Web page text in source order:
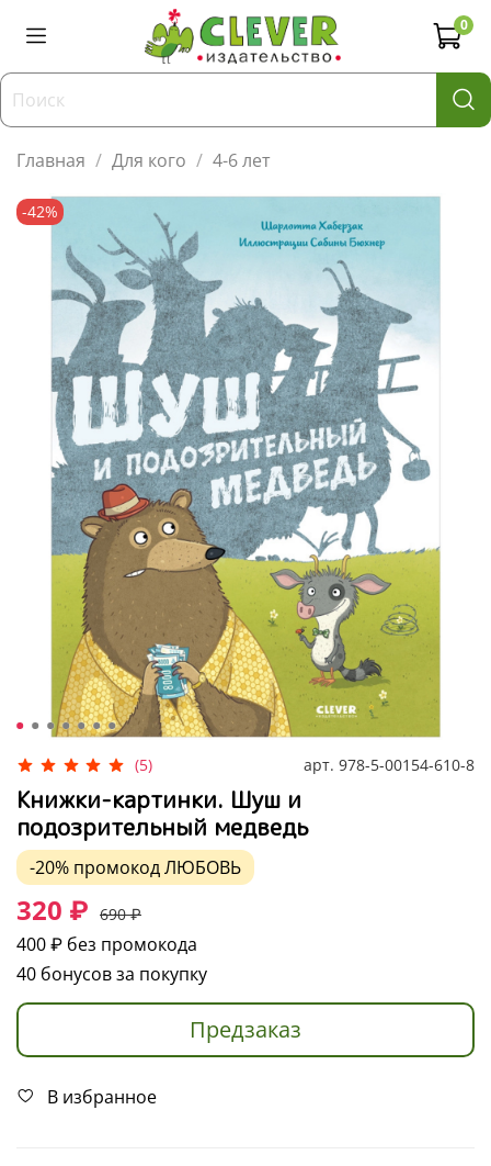
0
Главная Для кого 4-6 лет
-42%
(5) арт. 978-5-00154-610-8
Книжки-картинки. Шуш и
подозрительный медведь
-20% промокодЛЮБОВЬ
320 ₽ 690 ₽
400 ₽ без промокода
40 бонусов за покупку
Предзаказ
В избранное